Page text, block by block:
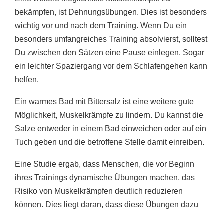
bekämpfen, ist Dehnungsübungen. Dies ist besonders
wichtig vor und nach dem Training. Wenn Du ein
besonders umfangreiches Training absolvierst, solltest
Du zwischen den Sätzen eine Pause einlegen. Sogar
ein leichter Spaziergang vor dem Schlafengehen kann
helfen.
Ein warmes Bad mit Bittersalz ist eine weitere gute
Möglichkeit, Muskelkrämpfe zu lindern. Du kannst die
Salze entweder in einem Bad einweichen oder auf ein
Tuch geben und die betroffene Stelle damit einreiben.
Eine Studie ergab, dass Menschen, die vor Beginn
ihres Trainings dynamische Übungen machen, das
Risiko von Muskelkrämpfen deutlich reduzieren
können. Dies liegt daran, dass diese Übungen dazu